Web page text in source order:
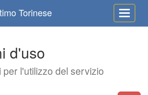
Toggle
Torinese
d'uso
per l'utilizzo del servizio